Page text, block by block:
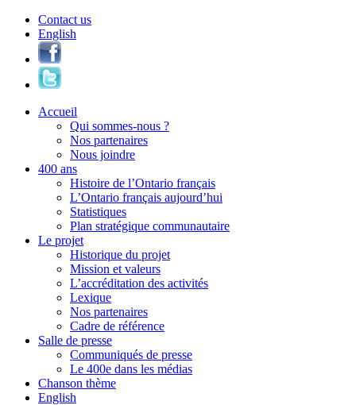
Contact us
English
Accueil
Qui sommes-nous ?
Nos partenaires
Nous joindre
400 ans
Histoire de l’Ontario français
L’Ontario français aujourd’hui
Statistiques
Plan stratégique communautaire
Le projet
Historique du projet
Mission et valeurs
L’accréditation des activités
Lexique
Nos partenaires
Cadre de référence
Salle de presse
Communiqués de presse
Le 400e dans les médias
Chanson thème
English